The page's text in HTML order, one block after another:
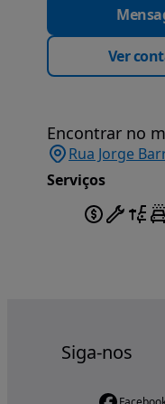
Ver
Encontrar no
Rua Jorge
Serviços
Siga-nos